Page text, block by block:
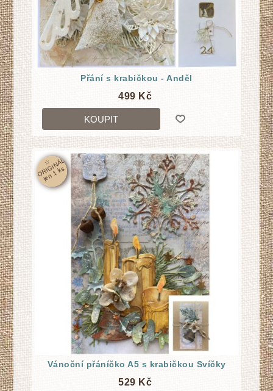
Přání s krabičkou - Anděl
499 Kč
KOUPIT
☆
O
RI
GI
N
Á
L
j
e
n
1
k
s
Vánoční přáníčko A5 s krabičkou Svíčky
529 Kč